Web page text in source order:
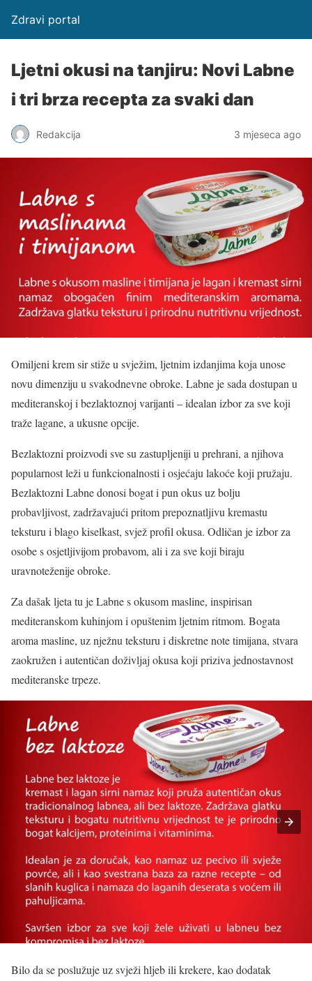
Zdravi portal
Ljetni okusi na tanjiru: Novi Labne
i tri brza recepta za svaki dan
Redakcija 3 mjeseca ago
Omiljeni krem sir stiže u svježim, ljetnim izdanjima koja unose
novu dimenziju u svakodnevne obroke. Labne je sada dostupan u
mediteranskoj i bezlaktoznoj varijanti – idealan izbor za sve koji
traže lagane, a ukusne opcije.
Bezlaktozni proizvodi sve su zastupljeniji u prehrani, a njihova
popularnost leži u funkcionalnosti i osjećaju lakoće koji pružaju.
Bezlaktozni Labne donosi bogat i pun okus uz bolju
probavljivost, zadržavajući pritom prepoznatljivu kremastu
teksturu i blago kiselkast, svjež profil okusa. Odličan je izbor za
osobe s osjetljivijom probavom, ali i za sve koji biraju
uravnoteženije obroke.
Za dašak ljeta tu je Labne s okusom masline, inspirisan
mediteranskom kuhinjom i opuštenim ljetnim ritmom. Bogata
aroma masline, uz nježnu teksturu i diskretne note timijana, stvara
zaokružen i autentičan doživljaj okusa koji priziva jednostavnost
mediteranske trpeze.
Bilo da se poslužuje uz svježi hljeb ili krekere, kao dodatak